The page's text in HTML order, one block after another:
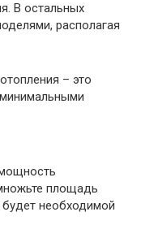
В остальных
располагая
– это
площадь
необходимой